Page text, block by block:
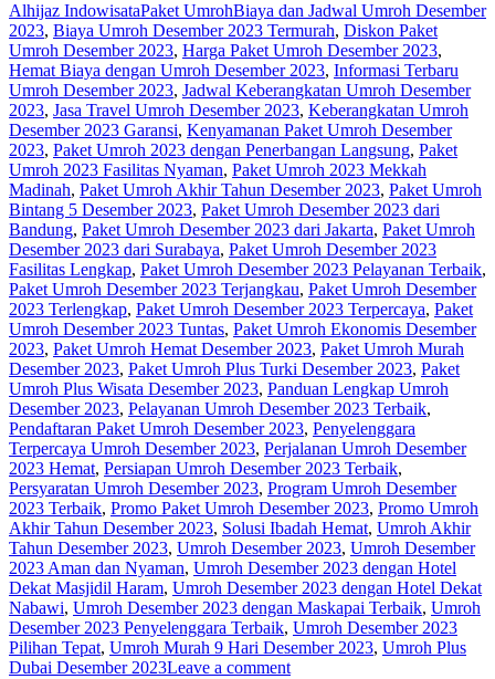
Alhijaz IndowisataPaket UmrohBiaya dan Jadwal Umroh Desember
2023, Biaya Umroh Desember 2023 Termurah, Diskon Paket
Umroh Desember 2023, Harga Paket Umroh Desember 2023,
Hemat Biaya dengan Umroh Desember 2023, Informasi Terbaru
Umroh Desember 2023, Jadwal Keberangkatan Umroh Desember
2023, Jasa Travel Umroh Desember 2023, Keberangkatan Umroh
Desember 2023 Garansi, Kenyamanan Paket Umroh Desember
2023, Paket Umroh 2023 dengan Penerbangan Langsung, Paket
Umroh 2023 Fasilitas Nyaman, Paket Umroh 2023 Mekkah
Madinah, Paket Umroh Akhir Tahun Desember 2023, Paket Umroh
Bintang 5 Desember 2023, Paket Umroh Desember 2023 dari
Bandung, Paket Umroh Desember 2023 dari Jakarta, Paket Umroh
Desember 2023 dari Surabaya, Paket Umroh Desember 2023
Fasilitas Lengkap, Paket Umroh Desember 2023 Pelayanan Terbaik,
Paket Umroh Desember 2023 Terjangkau, Paket Umroh Desember
2023 Terlengkap, Paket Umroh Desember 2023 Terpercaya, Paket
Umroh Desember 2023 Tuntas, Paket Umroh Ekonomis Desember
2023, Paket Umroh Hemat Desember 2023, Paket Umroh Murah
Desember 2023, Paket Umroh Plus Turki Desember 2023, Paket
Umroh Plus Wisata Desember 2023, Panduan Lengkap Umroh
Desember 2023, Pelayanan Umroh Desember 2023 Terbaik,
Pendaftaran Paket Umroh Desember 2023, Penyelenggara
Terpercaya Umroh Desember 2023, Perjalanan Umroh Desember
2023 Hemat, Persiapan Umroh Desember 2023 Terbaik,
Persyaratan Umroh Desember 2023, Program Umroh Desember
2023 Terbaik, Promo Paket Umroh Desember 2023, Promo Umroh
Akhir Tahun Desember 2023, Solusi Ibadah Hemat, Umroh Akhir
Tahun Desember 2023, Umroh Desember 2023, Umroh Desember
2023 Aman dan Nyaman, Umroh Desember 2023 dengan Hotel
Dekat Masjidil Haram, Umroh Desember 2023 dengan Hotel Dekat
Nabawi, Umroh Desember 2023 dengan Maskapai Terbaik, Umroh
Desember 2023 Penyelenggara Terbaik, Umroh Desember 2023
Pilihan Tepat, Umroh Murah 9 Hari Desember 2023, Umroh Plus
Dubai Desember 2023Leave a comment